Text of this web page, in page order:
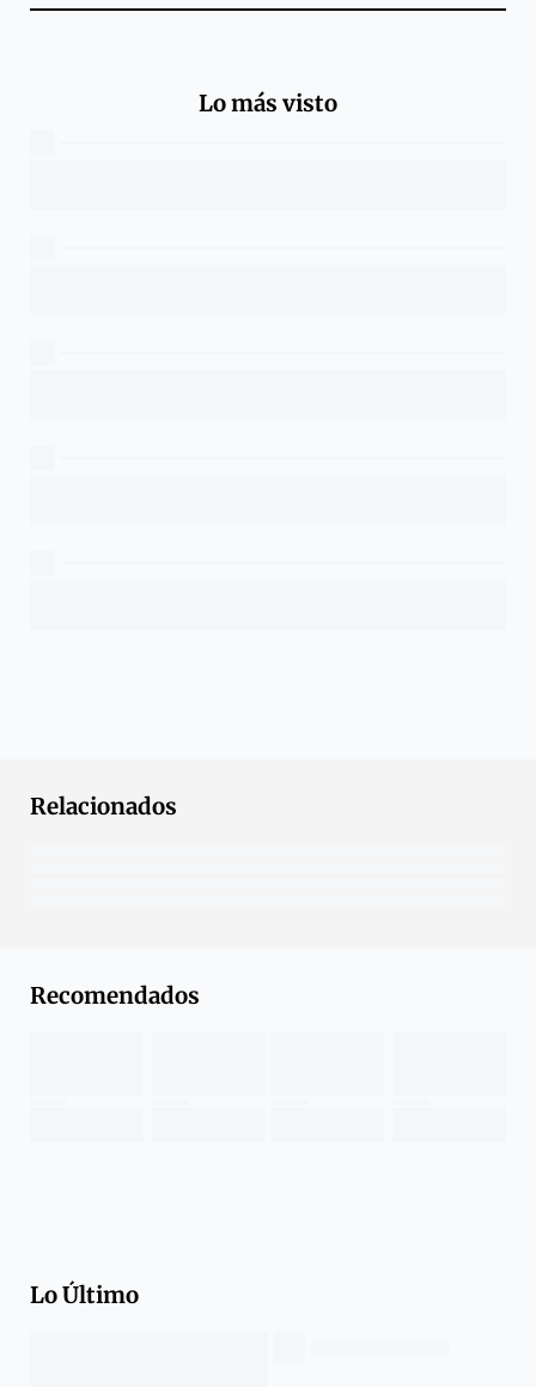
Lo más visto
Relacionados
Recomendados
Lo Último